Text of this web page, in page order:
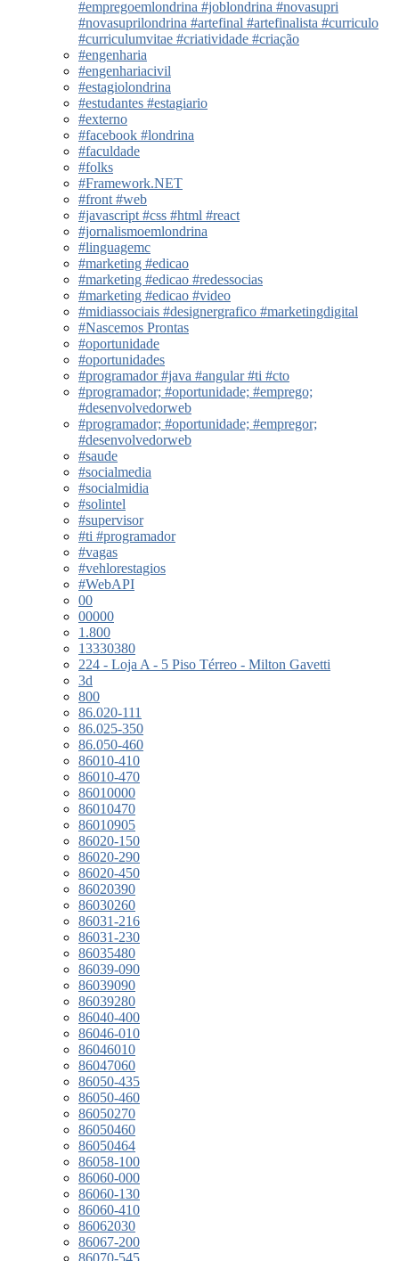
#empregoemlondrina #joblondrina #novasupri
#novasuprilondrina #artefinal #artefinalista #curriculo
#curriculumvitae #criatividade #criação
#engenharia
#engenhariacivil
#estagiolondrina
#estudantes #estagiario
#externo
#facebook #londrina
#faculdade
#folks
#Framework.NET
#front #web
#javascript #css #html #react
#jornalismoemlondrina
#linguagemc
#marketing #edicao
#marketing #edicao #redessocias
#marketing #edicao #video
#midiassociais #designergrafico #marketingdigital
#Nascemos Prontas
#oportunidade
#oportunidades
#programador #java #angular #ti #cto
#programador; #oportunidade; #emprego;
#desenvolvedorweb
#programador; #oportunidade; #empregor;
#desenvolvedorweb
#saude
#socialmedia
#socialmidia
#solintel
#supervisor
#ti #programador
#vagas
#vehlorestagios
#WebAPI
00
00000
1.800
13330380
224 - Loja A - 5 Piso Térreo - Milton Gavetti
3d
800
86.020-111
86.025-350
86.050-460
86010-410
86010-470
86010000
86010470
86010905
86020-150
86020-290
86020-450
86020390
86030260
86031-216
86031-230
86035480
86039-090
86039090
86039280
86040-400
86046-010
86046010
86047060
86050-435
86050-460
86050270
86050460
86050464
86058-100
86060-000
86060-130
86060-410
86062030
86067-200
86070-545